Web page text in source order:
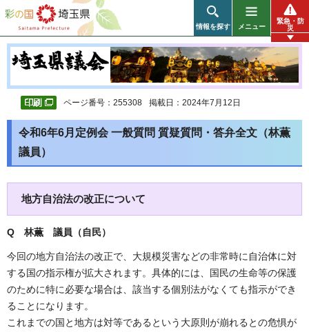
彩の国 埼玉県
情報を探す メニュー
緊急・防
災
ページ番号：255308 掲載日：2024年7月12日
令和6年6月定例会 一般質問 質疑質問・答弁全文（林薫
議員）
地方自治法の改正について
Q 林薫 議員（自民）
今回の地方自治法の改正で、大規模災害などの非常時に自治体に対
する国の指示権が拡大されます。具体的には、国民の生命等の保護
のために特に必要な場合は、該当する個別法がなくても指示ができ
ることになります。
これまでの国と地方は対等であるという大原則が崩れるとの危惧が